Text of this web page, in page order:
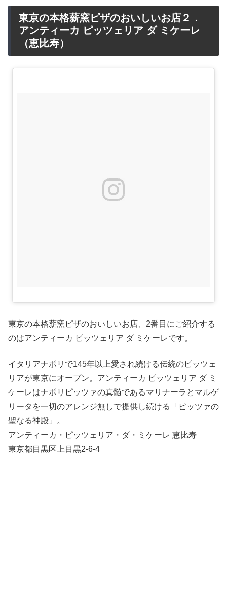
東京の本格薪窯ピザのおいしいお店２．
アンティーカ ピッツェリア ダ ミケーレ
（恵比寿）
東京の本格薪窯ピザのおいしいお店、2番目にご紹介する
のはアンティーカ ピッツェリア ダ ミケーレです。
イタリアナポリで145年以上愛され続ける伝統のピッツェ
リアが東京にオープン。アンティーカ ピッツェリア ダ ミ
ケーレはナポリピッツァの真髄であるマリナーラとマルゲ
リータを一切のアレンジ無しで提供し続ける「ピッツァの
聖なる神殿」。
アンティーカ・ピッツェリア・ダ・ミケーレ 恵比寿
東京都目黒区上目黒2-6-4